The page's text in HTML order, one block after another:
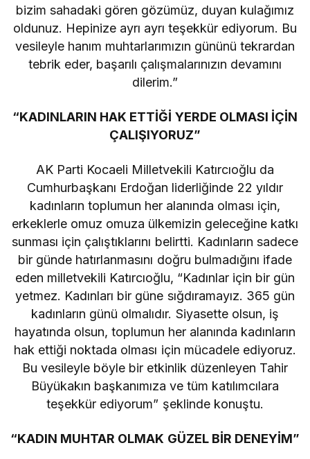
bizim sahadaki gören gözümüz, duyan kulağımız
oldunuz. Hepinize ayrı ayrı teşekkür ediyorum. Bu
vesileyle hanım muhtarlarımızın gününü tekrardan
tebrik eder, başarılı çalışmalarınızın devamını
dilerim.”
“KADINLARIN HAK ETTİĞİ YERDE OLMASI İÇİN
ÇALIŞIYORUZ”
AK Parti Kocaeli Milletvekili Katırcıoğlu da
Cumhurbaşkanı Erdoğan liderliğinde 22 yıldır
kadınların toplumun her alanında olması için,
erkeklerle omuz omuza ülkemizin geleceğine katkı
sunması için çalıştıklarını belirtti. Kadınların sadece
bir günde hatırlanmasını doğru bulmadığını ifade
eden milletvekili Katırcıoğlu, “Kadınlar için bir gün
yetmez. Kadınları bir güne sığdıramayız. 365 gün
kadınların günü olmalıdır. Siyasette olsun, iş
hayatında olsun, toplumun her alanında kadınların
hak ettiği noktada olması için mücadele ediyoruz.
Bu vesileyle böyle bir etkinlik düzenleyen Tahir
Büyükakın başkanımıza ve tüm katılımcılara
teşekkür ediyorum” şeklinde konuştu.
“KADIN MUHTAR OLMAK GÜZEL BİR DENEYİM”